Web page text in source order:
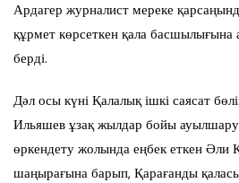
Ардагер журналист мереке
құрмет көрсеткен қала басшылығына
берді.
Дәл осы күні Қалалық ішкі саясат
Ильяшев ұзақ жылдар бойы
өркендету жолында еңбек еткен Әли
шаңырағына барып, Қарағанды